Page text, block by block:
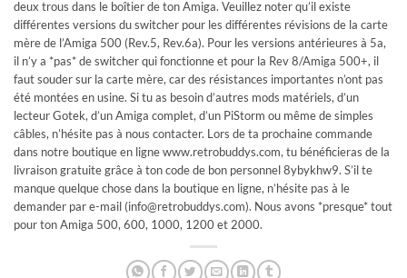
deux trous dans le boîtier de ton Amiga. Veuillez noter qu’il existe
différentes versions du switcher pour les différentes révisions de la carte
mère de l’Amiga 500 (Rev.5, Rev.6a). Pour les versions antérieures à 5a,
il n’y a *pas* de switcher qui fonctionne et pour la Rev 8/Amiga 500+, il
faut souder sur la carte mère, car des résistances importantes n’ont pas
été montées en usine. Si tu as besoin d’autres mods matériels, d’un
lecteur Gotek, d’un Amiga complet, d’un PiStorm ou même de simples
câbles, n’hésite pas à nous contacter. Lors de ta prochaine commande
dans notre boutique en ligne www.retrobuddys.com, tu bénéficieras de la
livraison gratuite grâce à ton code de bon personnel 8ybykhw9. S’il te
manque quelque chose dans la boutique en ligne, n’hésite pas à le
demander par e-mail (info@retrobuddys.com). Nous avons *presque* tout
pour ton Amiga 500, 600, 1000, 1200 et 2000.